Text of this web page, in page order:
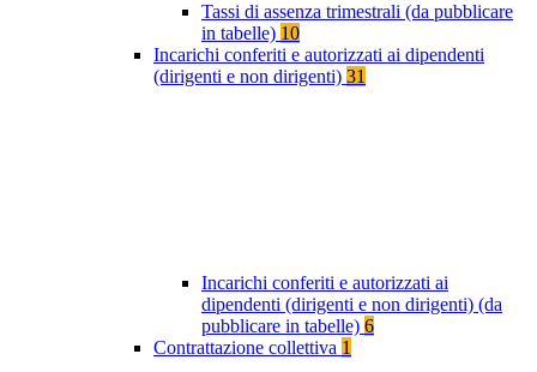
Tassi di assenza trimestrali (da pubblicare
in tabelle) 10
Incarichi conferiti e autorizzati ai dipendenti
(dirigenti e non dirigenti) 31
Incarichi conferiti e autorizzati ai
dipendenti (dirigenti e non dirigenti) (da
pubblicare in tabelle) 6
Contrattazione collettiva 1